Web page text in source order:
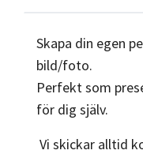
Skapa din egen
bild/foto.
Perfekt som
för dig själv.
Vi skickar alltid